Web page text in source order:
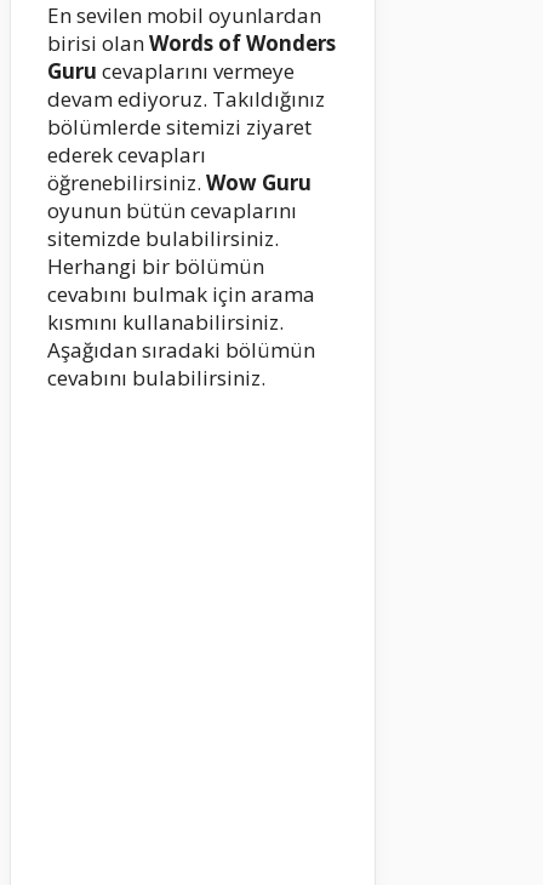
En sevilen mobil oyunlardan
birisi olanWords of Wonders
Guru cevaplarını vermeye
devam ediyoruz. Takıldığınız
bölümlerde sitemizi ziyaret
ederek cevapları
öğrenebilirsiniz. Wow Guru
oyunun bütün cevaplarını
sitemizde bulabilirsiniz.
Herhangi bir bölümün
cevabını bulmak için arama
kısmını kullanabilirsiniz.
Aşağıdan sıradaki bölümün
cevabını bulabilirsiniz.